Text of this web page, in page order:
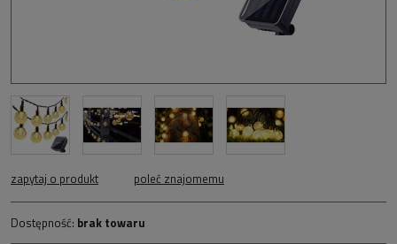
zapytaj o produkt poleć znajomemu
Dostępność: brak towaru